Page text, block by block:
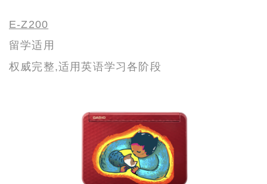
E-Z200
留学适用
权威完整,适用英语学习各阶段